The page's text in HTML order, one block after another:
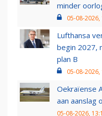
minder
05-08-2026,
Lufthansa
begin 2027,
plan B
05-08-2026,
Oekraïense
aan aanslag
05-08-2026,